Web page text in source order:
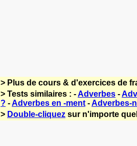
> Plus de cours & d'exercices de
> Tests similaires : -Adverbes -
? -Adverbes en -ment -Adverbes-
> Double-cliquez sur n'importe